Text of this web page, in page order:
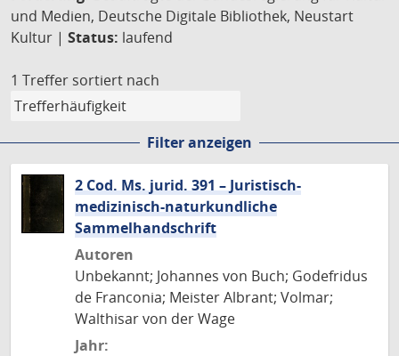
und Medien, Deutsche Digitale Bibliothek, Neustart
Kultur | Status: laufend
1 Treffer sortiert nach
Filter anzeigen
2 Cod. Ms. jurid. 391 – Juristisch-
medizinisch-naturkundliche
Sammelhandschrift
Autoren
Unbekannt; Johannes von Buch; Godefridus
de Franconia; Meister Albrant; Volmar;
Walthisar von der Wage
Jahr: